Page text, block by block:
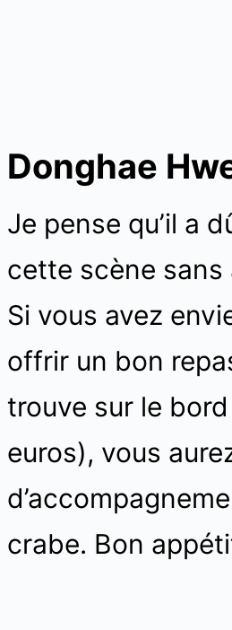
Donghae
Je pense qu’il a
cette scène sans
Si vous avez
offrir un bon
trouve sur le
euros), vous
crabe. Bon